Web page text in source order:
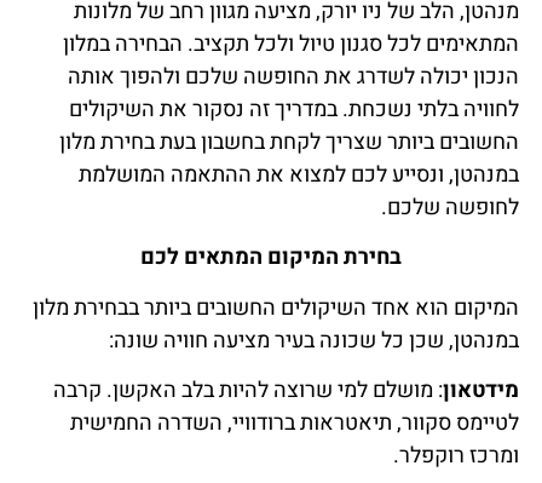
מנהטן, הלב של ניו יורק, מציעה מגוון רחב של מלונות
המתאימים לכל סגנון טיול ולכל תקציב. הבחירה במלון
הנכון יכולה לשדרג את החופשה שלכם ולהפוך אותה
לחוויה בלתי נשכחת. במדריך זה נסקור את השיקולים
החשובים ביותר שצריך לקחת בחשבון בעת בחירת מלון
במנהטן, ונסייע לכם למצוא את ההתאמה המושלמת
לחופשה שלכם.
בחירת המיקום המתאים לכם
המיקום הוא אחד השיקולים החשובים ביותר בבחירת מלון
במנהטן, שכן כל שכונה בעיר מציעה חוויה שונה:
מידטאון: מושלם למי שרוצה להיות בלב האקשן. קרבה
לטיימס סקוור, תיאטראות ברודוויי, השדרה החמישית
ומרכז רוקפלר.